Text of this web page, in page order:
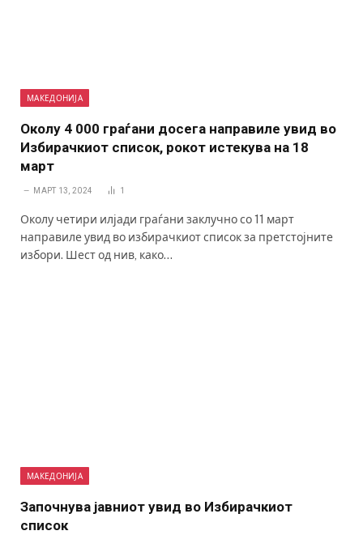
МАКЕДОНИЈА
Околу 4 000 граѓани досега направиле увид во
Избирачкиот список, рокот истекува на 18
март
МАРТ 13, 2024 1
Околу четири илјади граѓани заклучно со 11 март
направиле увид во избирачкиот список за претстојните
избори. Шест од нив, како…
МАКЕДОНИЈА
Започнува јавниот увид во Избирачкиот
список